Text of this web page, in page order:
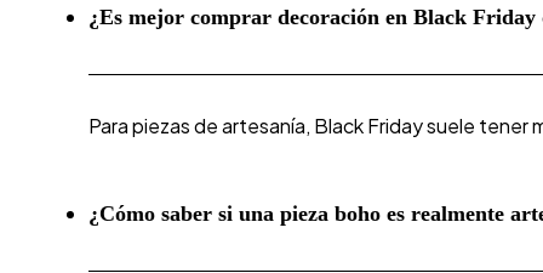
¿Es mejor comprar decoración en Black Friday
Para piezas de artesanía, Black Friday suele tener
¿Cómo saber si una pieza boho es realmente